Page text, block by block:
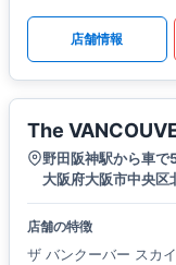
店舗情報
The
野田阪神駅から車で
大阪府大阪市中央
店舗の特徴
ザ バンクーバー スカ